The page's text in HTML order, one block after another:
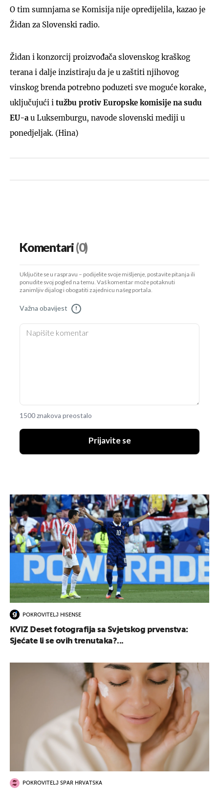
O tim sumnjama se Komisija nije opredijelila, kazao je
Židan za Slovenski radio.
Židan i konzorcij proizvođača slovenskog kraškog
terana i dalje inzistiraju da je u zaštiti njihovog
vinskog brenda potrebno poduzeti sve moguće korake,
uključujući i tužbu protiv Europske komisije na sudu
EU-a u Luksemburgu, navode slovenski mediji u
ponedjeljak. (Hina)
Komentari(0)
Uključite se u raspravu – podijelite svoje mišljenje, postavite pitanja ili
ponudite svoj pogled na temu. Vaš komentar može potaknuti
zanimljiv dijalog i obogatiti zajednicu našeg portala.
Važna obavijest !
1500 znakova preostalo
Prijavite se
POKROVITELJ HISENSE
KVIZ Deset fotografija sa Svjetskog prvenstva:
Sjećate li se ovih trenutaka?...
POKROVITELJ SPAR HRVATSKA